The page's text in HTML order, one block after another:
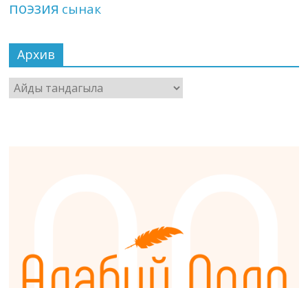
поэзия сынак
Архив
Архив